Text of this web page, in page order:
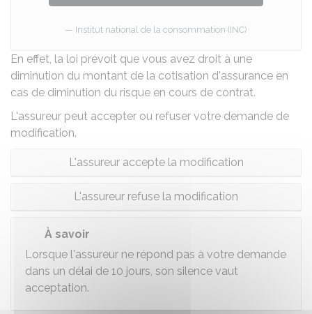
Institut national de la consommation (INC)
En effet, la loi prévoit que vous avez droit à une
diminution du montant de la cotisation d'assurance en
cas de diminution du risque en cours de contrat.
L'assureur peut accepter ou refuser votre demande de
modification.
L'assureur accepte la modification
L'assureur refuse la modification
À savoir
Lorsque l'assureur ne répond pas à votre demande
dans un délai de 10 jours, son silence vaut
acceptation.